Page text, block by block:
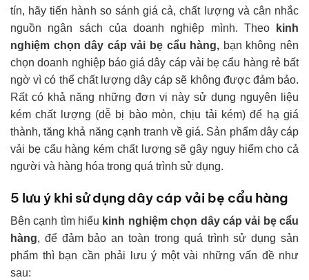
tín, hãy tiến hành so sánh giá cả, chất lượng và cân nhắc
nguồn ngân sách của doanh nghiệp mình. Theo
kinh
nghiệm chọn dây cáp vải bẹ cẩu hàng, bạn không nên
chọn doanh nghiệp báo giá dây cáp vải bẹ cẩu hàng rẻ bất
ngờ vì có thể chất lượng dây cáp sẽ không được đảm bảo.
Rất có khả năng những đơn vị này sử dụng nguyên liệu
kém chất lượng (dễ bị bào mòn, chịu tải kém) để hạ giá
thành, tăng khả năng cạnh tranh về giá. Sản phẩm dây cáp
vải bẹ cẩu hàng kém chất lượng sẽ gây nguy hiểm cho cả
người và hàng hóa trong quá trình sử dụng.
5 lưu ý khi sử dụng dây cáp vải bẹ cẩu hàng
Bên cạnh tìm hiểu kinh nghiệm chọn dây cáp vải bẹ cẩu
hàng, để đảm bảo an toàn trong quá trình sử dụng sản
phẩm thì bạn cần phải lưu ý một vài những vấn đề như
sau: